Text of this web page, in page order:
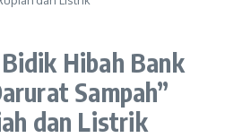
Hibah Bank
Sampah”
dan Listrik